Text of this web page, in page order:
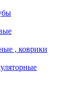
, коврики